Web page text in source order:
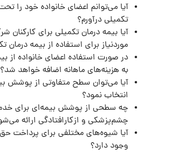
آیا می‌توانم اعضای خانواده خود را
تکمیلی درآورم؟
آیا بیمه درمان تکمیلی برای کارکنان
موردنیاز برای استفاده از بیمه
در صورت استفاده اعضای خانواده از
به هزینه‌های ماهانه اضافه خواهد شد؟
آیا می‌توان سطح متفاوتی از پوشش
انتخاب نمود؟
چه سطحی از پوشش بیمه‌ای برای
چشم‌پزشکی و ازکارافتادگی ارائه
آیا شیوه‌های مختلفی برای پرداخت
وجود دارد؟